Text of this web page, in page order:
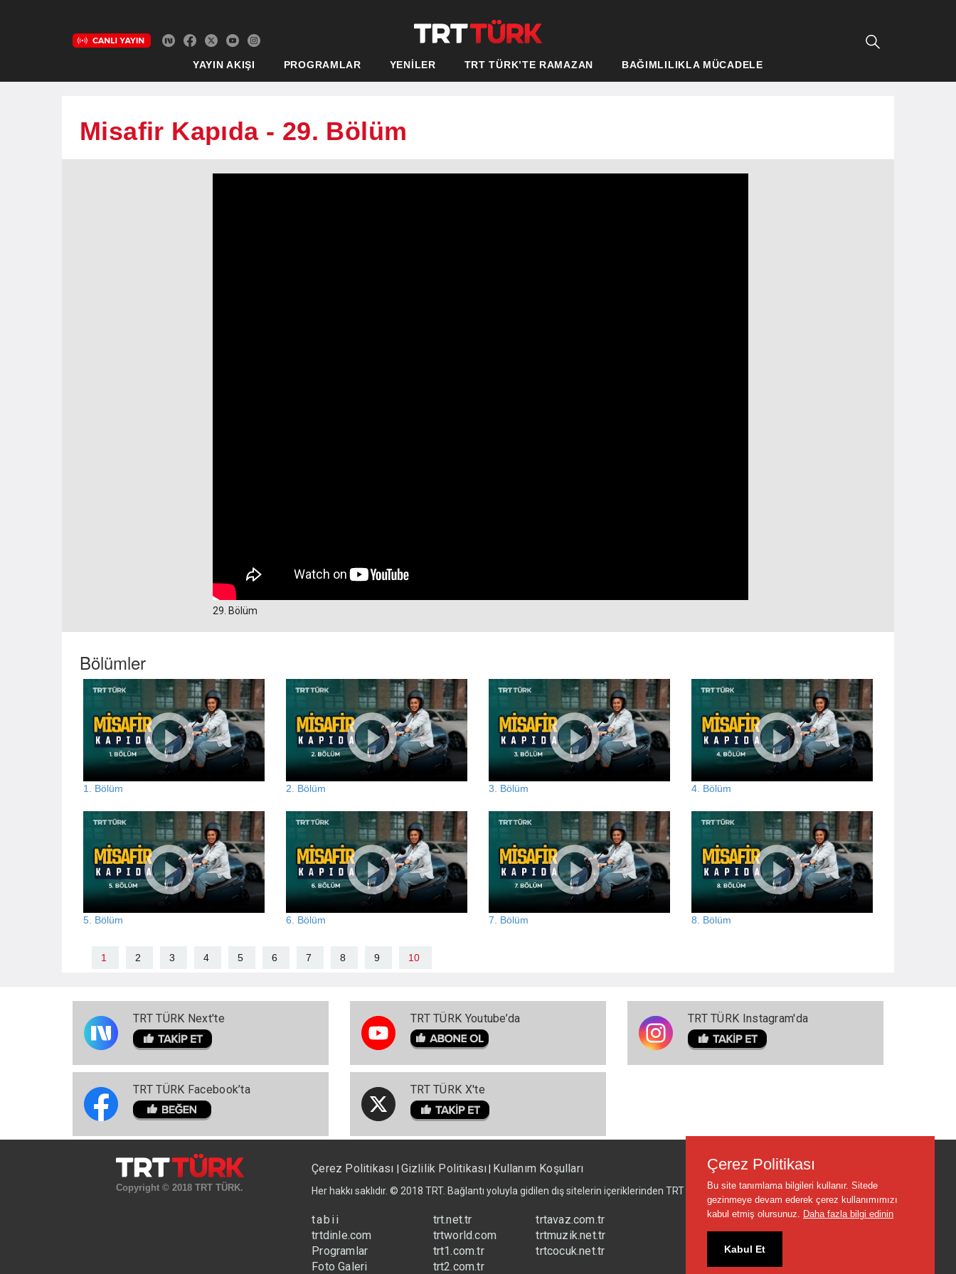
YAYIN AKIŞI PROGRAMLAR YENİLER TRT TÜRK’TE RAMAZAN BAĞIMLILIKLA MÜCADELE
Misafir Kapıda - 29. Bölüm
29. Bölüm
Bölümler
1. Bölüm 2. Bölüm 3. Bölüm 4. Bölüm
5. Bölüm 6. Bölüm 7. Bölüm 8. Bölüm
1 2 3 4 5 6 7 8 9 10
TRT TÜRK Next'te
TRT TÜRK Facebook’ta
TRT TÜRK Youtube’da
TRT TÜRK X'te
TRT TÜRK Instagram'da
Copyright © 2018 TRT TÜRK.
Çerez Politikası Gizlilik Politikası Kullanım Koşulları
Her hakkı saklıdır. © 2018 TRT. Bağlantı yoluyla gidilen dış sitelerin içeriklerinden TRT sorumlu değildir.
tabii
trtdinle.com
Programlar
Foto Galeri
trt.net.tr
trtworld.com
trt1.com.tr
trt2.com.tr
trtavaz.com.tr
trtmuzik.net.tr
trtcocuk.net.tr
Çerez Politikası
Bu site tanımlama bilgileri kullanır. Sitede
gezinmeye devam ederek çerez kullanımımızı
kabul etmiş olursunuz. Daha fazla bilgi edinin
Kabul Et